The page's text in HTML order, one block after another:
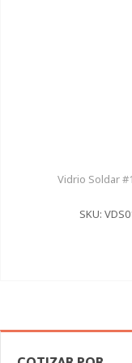
Vidrio Soldar
SKU: